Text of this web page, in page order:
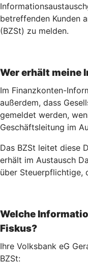
betreffenden Kunden
(BZSt) zu melden.
Wer erhält meine
Im Finanzkonten-
außerdem, dass
gemeldet werden,
Geschäftsleitung im
Das BZSt leitet diese
erhält im Austausch
über Steuerpflichtige,
Welche
Fiskus?
Ihre Volksbank eG
BZSt: